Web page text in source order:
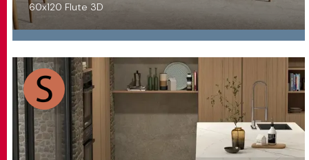
60x120 Flute 3D